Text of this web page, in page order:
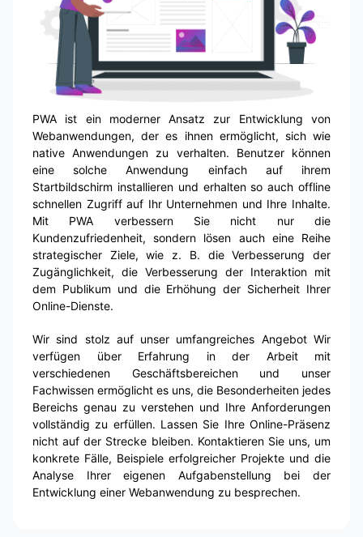
PWA ist ein moderner Ansatz zur Entwicklung von
Webanwendungen, der es ihnen ermöglicht, sich wie
native Anwendungen zu verhalten. Benutzer können
eine solche Anwendung einfach auf ihrem
Startbildschirm installieren und erhalten so auch offline
schnellen Zugriff auf Ihr Unternehmen und Ihre Inhalte.
Mit PWA verbessern Sie nicht nur die
Kundenzufriedenheit, sondern lösen auch eine Reihe
strategischer Ziele, wie z. B. die Verbesserung der
Zugänglichkeit, die Verbesserung der Interaktion mit
dem Publikum und die Erhöhung der Sicherheit Ihrer
Online-Dienste.
Wir sind stolz auf unser umfangreiches Angebot Wir
verfügen über Erfahrung in der Arbeit mit
verschiedenen Geschäftsbereichen und unser
Fachwissen ermöglicht es uns, die Besonderheiten jedes
Bereichs genau zu verstehen und Ihre Anforderungen
vollständig zu erfüllen. Lassen Sie Ihre Online-Präsenz
nicht auf der Strecke bleiben. Kontaktieren Sie uns, um
konkrete Fälle, Beispiele erfolgreicher Projekte und die
Analyse Ihrer eigenen Aufgabenstellung bei der
Entwicklung einer Webanwendung zu besprechen.